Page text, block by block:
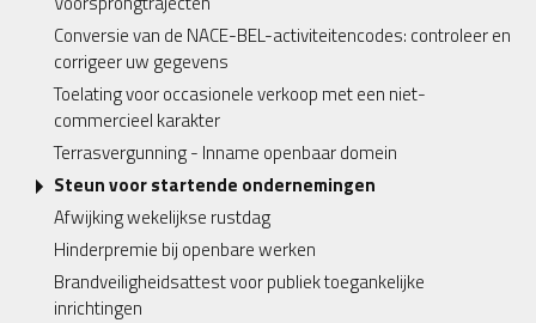
Conversie van de NACE-BEL-activiteitencodes: controleer en
corrigeer uw gegevens
Toelating voor occasionele verkoop met een niet-
commercieel karakter
Terrasvergunning - Inname openbaar domein
Steun voor startende ondernemingen
Afwijking wekelijkse rustdag
Hinderpremie bij openbare werken
Brandveiligheidsattest voor publiek toegankelijke
inrichtingen